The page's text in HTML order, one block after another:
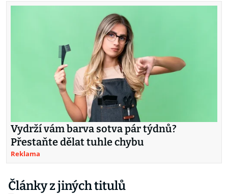
Vydrží vám barva sotva pár týdnů?
Přestaňte dělat tuhle chybu
Reklama
Články z jiných titulů